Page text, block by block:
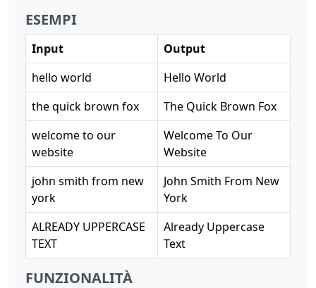
ESEMPI
Input
Output
hello world
Hello World
the quick brown fox
The Quick Brown Fox
welcome to our
website
Welcome To Our
Website
john smith from new
york
John Smith From New
York
ALREADY UPPERCASE
TEXT
Already Uppercase
Text
FUNZIONALITÀ